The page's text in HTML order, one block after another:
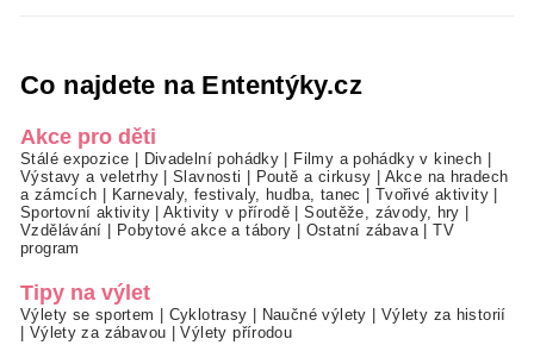
Co najdete na Ententýky.cz
Akce pro děti
Stálé expozice Divadelní pohádky Filmy a pohádky v kinech
Výstavy a veletrhy|Slavnosti Poutě a cirkusy
Akce na hradech
a zámcích
Karnevaly, festivaly, hudba, tanec Tvořivé aktivity
Sportovní aktivity|Aktivity v přírodě |Soutěže, závody, hry
Vzdělávání
Pobytové akce a tábory Ostatní zábava|TV
program
Tipy na výlet
Výlety se sportem Cyklotrasy Naučné výlety
Výlety za historií
Výlety za zábavou |Výlety přírodou